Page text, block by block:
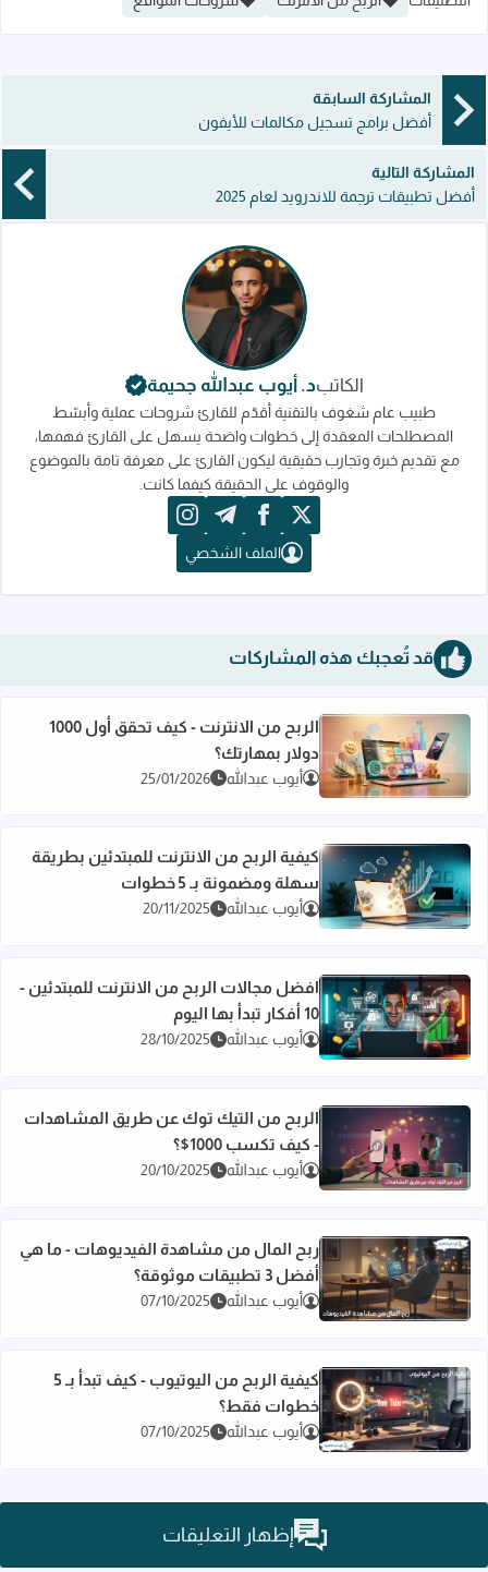
المشاركة السابقة
أفضل برامج تسجيل مكالمات للأيفون
المشاركة التالية
أفضل تطبيقات ترجمة للاندرويد لعام 2025
الكاتبد. أيوب عبدالله جحيمة
طبيب عام شغوف بالتقنية أقدّم للقارئ شروحات عملية وأبسّط
المصطلحات المعقدة إلى خطوات واضحة يسهل على القارئ فهمها،
مع تقديم خبرة وتجارب حقيقية ليكون القارئ على معرفة تامة بالموضوع
والوقوف على الحقيقة كيفما كانت.
x
facebook
telegram
instagram
الملف الشخصي
قد تُعجبك هذه المشاركات
اقرأ المزيد عن الربح من الانترنت - كيف تحقق أول 1000 دولار بمهارتك؟
الربح من الانترنت - كيف تحقق أول 1000
دولار بمهارتك؟
أيوب عبدالله 25/01/2026
اقرأ المزيد عن كيفية الربح من الانترنت للمبتدئين بطريقة سهلة
كيفية الربح من الانترنت للمبتدئين بطريقة
سهلة ومضمونة بـ 5 خطوات
أيوب عبدالله 20/11/2025
اقرأ المزيد عن افضل مجالات الربح من الانترنت للمبتدئين - 10 أفكار تبدأ بها اليوم
افضل مجالات الربح من الانترنت للمبتدئين -
10 أفكار تبدأ بها اليوم
أيوب عبدالله 28/10/2025
اقرأ المزيد عن الربح من التيك توك عن طريق المشاهدات - كيف
الربح من التيك توك عن طريق المشاهدات
- كيف تكسب 1000$؟
أيوب عبدالله 20/10/2025
اقرأ المزيد عن ربح المال من مشاهدة الفيديوهات - ما هي أفضل 3 تطبيقات
ربح المال من مشاهدة الفيديوهات - ما هي
أفضل 3 تطبيقات موثوقة؟
أيوب عبدالله 07/10/2025
اقرأ المزيد عن كيفية الربح من اليوتيوب - كيف تبدأ بـ 5 خطوات فقط؟
كيفية الربح من اليوتيوب - كيف تبدأ بـ 5
خطوات فقط؟
أيوب عبدالله 07/10/2025
إظهار التعليقات